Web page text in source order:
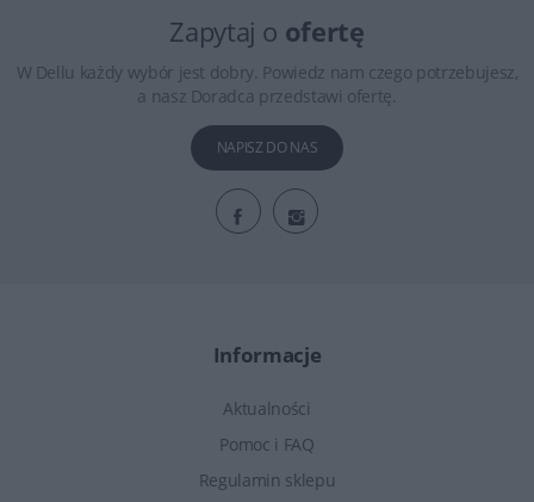
Zapytaj o ofertę
W Dellu każdy wybór jest dobry. Powiedz nam czego potrzebujesz,
a nasz Doradca przedstawi ofertę.
NAPISZ DO NAS
Informacje
Aktualności
Pomoc i FAQ
Regulamin sklepu